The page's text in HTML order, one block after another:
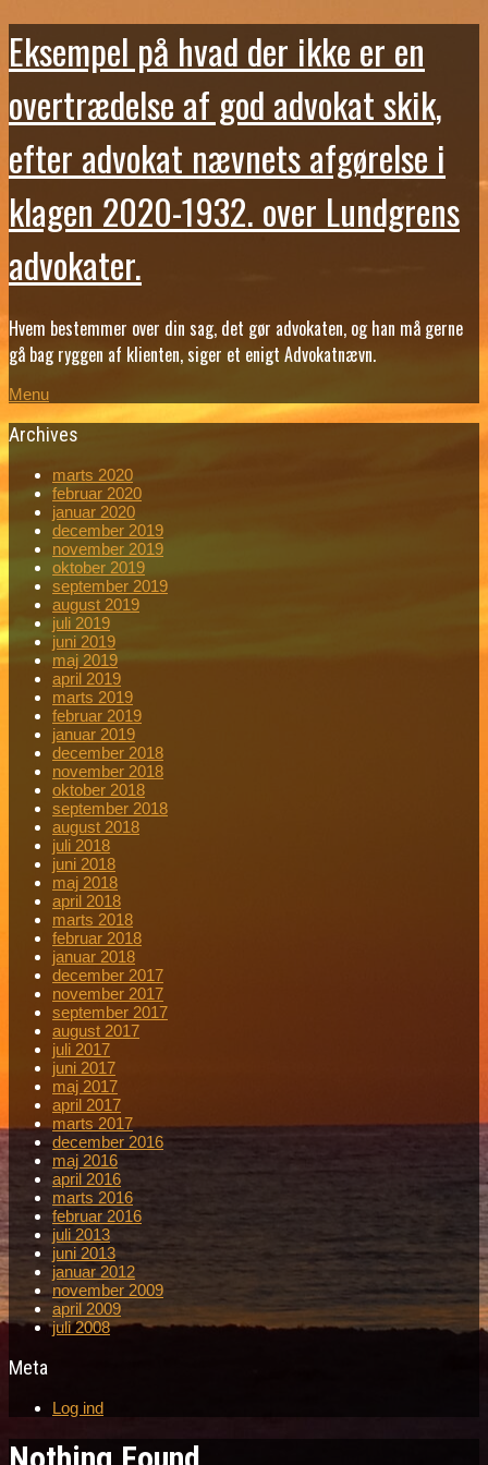
Eksempel på hvad der ikke er en
overtrædelse af god advokat skik,
efter advokat nævnets afgørelse i
klagen 2020-1932. over Lundgrens
advokater.
Hvem bestemmer over din sag, det gør advokaten, og han må gerne
gå bag ryggen af klienten, siger et enigt Advokatnævn.
Menu
Archives
marts 2020
februar 2020
januar 2020
december 2019
november 2019
oktober 2019
september 2019
august 2019
juli 2019
juni 2019
maj 2019
april 2019
marts 2019
februar 2019
januar 2019
december 2018
november 2018
oktober 2018
september 2018
august 2018
juli 2018
juni 2018
maj 2018
april 2018
marts 2018
februar 2018
januar 2018
december 2017
november 2017
september 2017
august 2017
juli 2017
juni 2017
maj 2017
april 2017
marts 2017
december 2016
maj 2016
april 2016
marts 2016
februar 2016
juli 2013
juni 2013
januar 2012
november 2009
april 2009
juli 2008
Meta
Log ind